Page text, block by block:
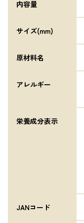
内容量
サイズ(mm)
原材料名
アレルギー
栄養成分表示
JANコード